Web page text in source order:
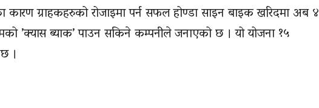
कारण ग्राहकहरुको रोजाइमा पर्न सफल होण्डा साइन बाइक खरिदमा अब ४
’क्यास ब्याक’ पाउन सकिने कम्पनीले जनाएको छ । यो योजना १५
।